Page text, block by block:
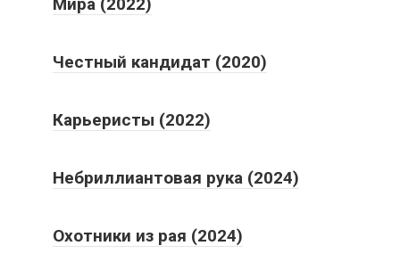
Честный кандидат (2020)
Карьеристы (2022)
Небриллиантовая рука (2024)
Охотники из рая (2024)